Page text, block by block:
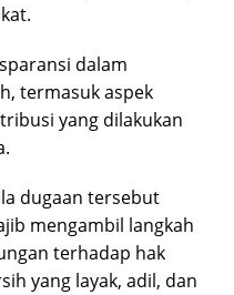
dalam
termasuk aspek
yang dilakukan
dugaan tersebut
mengambil langkah
terhadap hak
yang layak, adil, dan